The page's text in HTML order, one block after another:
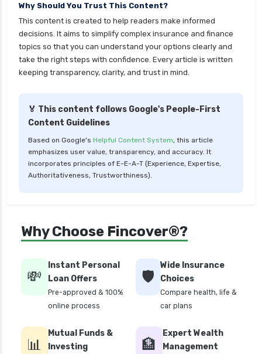
cignattk health insurance vs sbi general health
insurance
cignattk health insurance vs star health
insurance
compare health insurance plans
covid 19 health insurance
critical illness health insurance
family health insurance
future generali aarogya bima insurance plan
future generali criticare insurance plan
future generali group health insurance plan
future generali health suraksha family floater
plan
Why Should You Trust This Content?
This content is created to help readers make informed
decisions. It aims to simplify complex insurance and finance
topics so that you can understand your options clearly and
take the right steps with confidence. Every article is written
keeping transparency, clarity, and trust in mind.
🏅 This content follows Google's People-First
Content Guidelines
Based on Google's Helpful Content System, this article
emphasizes user value, transparency, and accuracy. It
incorporates principles of E-E-A-T (Experience, Expertise,
Authoritativeness, Trustworthiness).
Why Choose Fincover®?
💸
Instant Personal
Loan Offers
Pre-approved & 100%
online process
🛡️
Wide Insurance
Choices
Compare health, life &
car plans
📊
Mutual Funds &
Investing
🏦
Expert Wealth
Management